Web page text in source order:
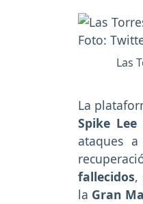
Las
La
Spike Lee
ataques a
fallecidos,
la Gran